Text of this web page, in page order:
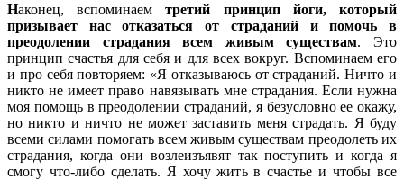
Наконец, вспоминаемтретий принцип йоги, который
призывает нас отказаться от страданий и помочь в
преодолении страдания всем живым существам. Это
принцип счастья для себя и для всех вокруг. Вспоминаем его
и про себя повторяем: «Я отказываюсь от страданий. Ничто и
никто не имеет право навязывать мне страдания. Если нужна
моя помощь в преодолении страданий, я безусловно ее окажу,
но никто и ничто не может заставить меня страдать. Я буду
всеми силами помогать всем живым существам преодолеть их
страдания, когда они возлеизъявят так поступить и когда я
смогу что-либо сделать. Я хочу жить в счастье и чтобы все